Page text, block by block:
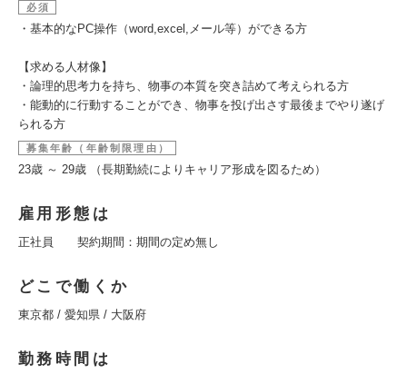
必須
・基本的なPC操作（word,excel,メール等）ができる方
【求める人材像】
・論理的思考力を持ち、物事の本質を突き詰めて考えられる方
・能動的に行動することができ、物事を投げ出さす最後までやり遂げ
られる方
募集年齢（年齢制限理由）
23歳 ～ 29歳 （長期勤続によりキャリア形成を図るため）
雇用形態は
正社員 契約期間：期間の定め無し
どこで働くか
東京都 / 愛知県 / 大阪府
勤務時間は